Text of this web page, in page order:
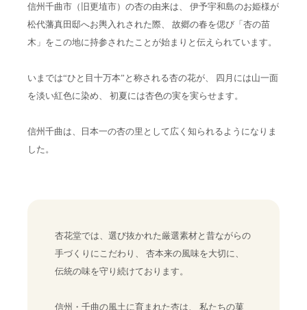
信州千曲市（旧更埴市）の杏の由来は、 伊予宇和島のお姫様が
松代藩真田邸へお輿入れされた際、 故郷の春を偲び「杏の苗
木」をこの地に持参されたことが始まりと伝えられています。
いまでは“ひと目十万本”と称される杏の花が、 四月には山一面
を淡い紅色に染め、 初夏には杏色の実を実らせます。
信州千曲は、日本一の杏の里として広く知られるようになりま
した。
杏花堂では、選び抜かれた厳選素材と昔ながらの
手づくりにこだわり、 杏本来の風味を大切に、
伝統の味を守り続けております。
信州・千曲の風土に育まれた杏は、 私たちの菓